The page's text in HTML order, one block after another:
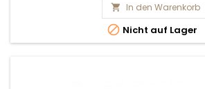
 In den Warenkorb
 Nicht auf Lager